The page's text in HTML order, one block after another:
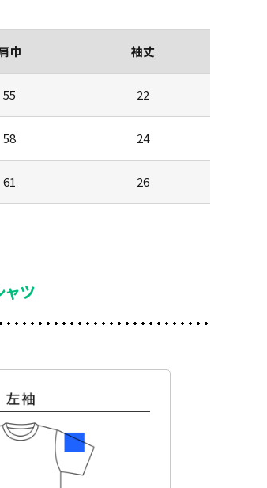
巾 袖丈
55 22
58 24
61 26
ツ